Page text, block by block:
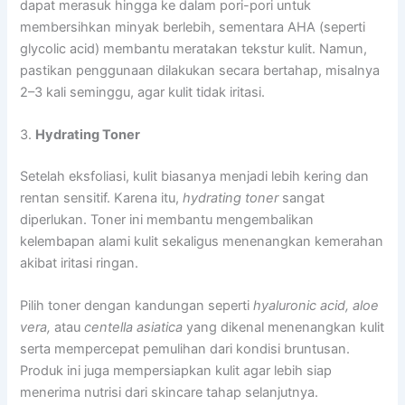
dapat merasuk hingga ke dalam pori-pori untuk
membersihkan minyak berlebih, sementara AHA (seperti
glycolic acid) membantu meratakan tekstur kulit. Namun,
pastikan penggunaan dilakukan secara bertahap, misalnya
2–3 kali seminggu, agar kulit tidak iritasi.
3. Hydrating Toner
Setelah eksfoliasi, kulit biasanya menjadi lebih kering dan
rentan sensitif. Karena itu,hydrating tonersangat
diperlukan. Toner ini membantu mengembalikan
kelembapan alami kulit sekaligus menenangkan kemerahan
akibat iritasi ringan.
Pilih toner dengan kandungan sepertihyaluronic acid, aloe
vera, ataucentella asiatica yang dikenal menenangkan kulit
serta mempercepat pemulihan dari kondisi bruntusan.
Produk ini juga mempersiapkan kulit agar lebih siap
menerima nutrisi dari skincare tahap selanjutnya.